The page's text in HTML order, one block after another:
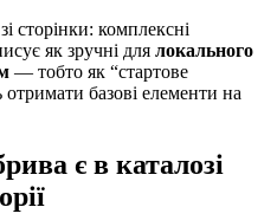
сторінки: комплексні
як зручні для локального
— тобто як “стартове
базові елементи на
є в каталозі